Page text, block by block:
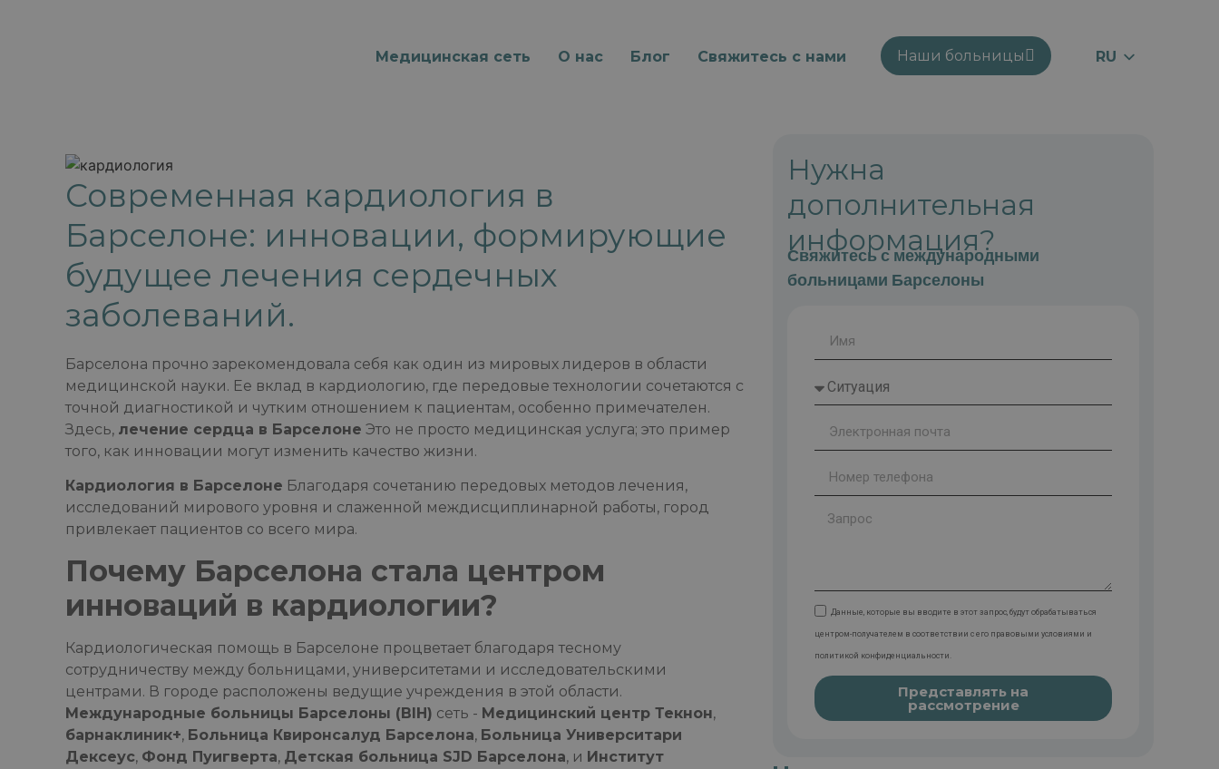
Медицинская сеть О нас Блог Свяжитесь с нами Наши больницы
RU
Современная кардиология в
Барселоне: инновации, формирующие
будущее лечения сердечных
заболеваний.
Барселона прочно зарекомендовала себя как один из мировых лидеров в области
медицинской науки. Ее вклад в кардиологию, где передовые технологии сочетаются с
точной диагностикой и чутким отношением к пациентам, особенно примечателен.
Здесь, лечение сердца в Барселоне Это не просто медицинская услуга; это пример
того, как инновации могут изменить качество жизни.
Кардиология в Барселоне Благодаря сочетанию передовых методов лечения,
исследований мирового уровня и слаженной междисциплинарной работы, город
привлекает пациентов со всего мира.
Почему Барселона стала центром
инноваций в кардиологии?
Кардиологическая помощь в Барселоне процветает благодаря тесному
сотрудничеству между больницами, университетами и исследовательскими
центрами. В городе расположены ведущие учреждения в этой области.
Международные больницы Барселоны (BIH) сеть - Медицинский центр Текнон,
барнаклиник+, Больница Квиронсалуд Барселона, Больница Университари
Дексеус, Фонд Пуигверта, Детская больница SJD Барселона, и Институт
Нужна
дополнительная
информация?
Свяжитесь с международными
больницами Барселоны
Данные, которые вы вводите в этот запрос, будут обрабатываться
центром-получателем в соответствии с его правовыми условиями и
политикой конфиденциальности.
Представлять на
рассмотрение